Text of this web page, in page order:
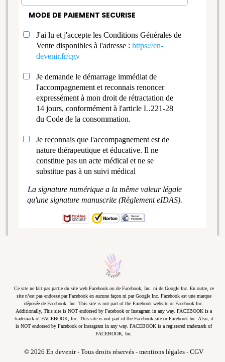
MODE DE PAIEMENT SECURISE
J'ai lu et j'accepte les Conditions Générales de
Vente disponibles à l'adresse : https://en-
devenir.fr/cgv
Je demande le démarrage immédiat de
l'accompagnement et reconnais renoncer
expressément à mon droit de rétractation de
14 jours, conformément à l'article L.221-28
du Code de la consommation.
Je reconnais que l'accompagnement est de
nature thérapeutique et éducative. Il ne
constitue pas un acte médical et ne se
substitue pas à un suivi médical
La signature numérique a la même valeur légale
qu'une signature manuscrite (Règlement eIDAS).
Ce site ne fait pas partie du site web Facebook ou de Facebook, Inc. ni de Google Inc. En outre, ce
site n’est pas endossé par Facebook en aucune façon ni par Google Inc. Facebook est une marque
déposée de Facebook, Inc. This site is not part of the Facebook website or Facebook Inc.
Additionally, This site is NOT endorsed by Facebook or Instagram in any way. FACEBOOK is a
trademark of FACEBOOK, Inc. This site is not part of the Facebook site or Facebook Inc. Also, it
is NOT endorsed by Facebook or Instagram in any way. FACEBOOK is a registered trademark of
FACEBOOK, Inc.
© 2026 En devenir - Tous droits réservés - mentions légales - CGV